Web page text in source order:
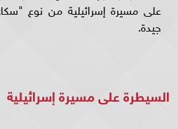
على مسيرة إسرائيلية من نوع
جيدة.
السيطرة على مسيرة إسرائيلية